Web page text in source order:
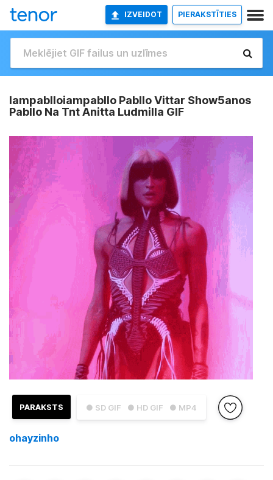
IZVEIDOT PIERAKSTĪTIES
Iampablloiampabllo Pabllo Vittar Show5anos
Pabllo Na Tnt Anitta Ludmilla GIF
● SD GIF ● HD GIF ● MP4
PARAKSTS
ohayzinho